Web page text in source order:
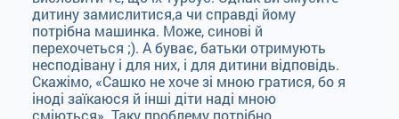
дитину замислитися,а чи справді йому
потрібна машинка. Може, синові й
перехочеться ;). А буває, батьки отримують
несподівану і для них, і для дитини відповідь.
Скажімо, «Сашко не хоче зі мною гратися, бо я
іноді заїкаюся й інші діти наді мною
сміються». Таку проблему потрібно